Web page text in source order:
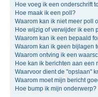
Hoe voeg ik een onderschrift
Hoe maak ik een poll?
Waarom kan ik niet meer poll
Hoe wijzig of verwijder ik een
Waarom kan ik een bepaald
Waarom kan ik geen bijlagen
Waarom ontving ik een
Hoe kan ik berichten aan een
Waarvoor dient de "opslaan"
Waarom moet mijn bericht
Hoe bump ik mijn onderwerp?